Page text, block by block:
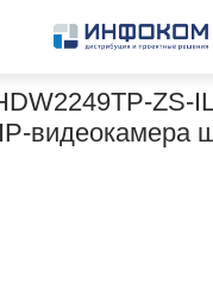
ZS-
видеокамера